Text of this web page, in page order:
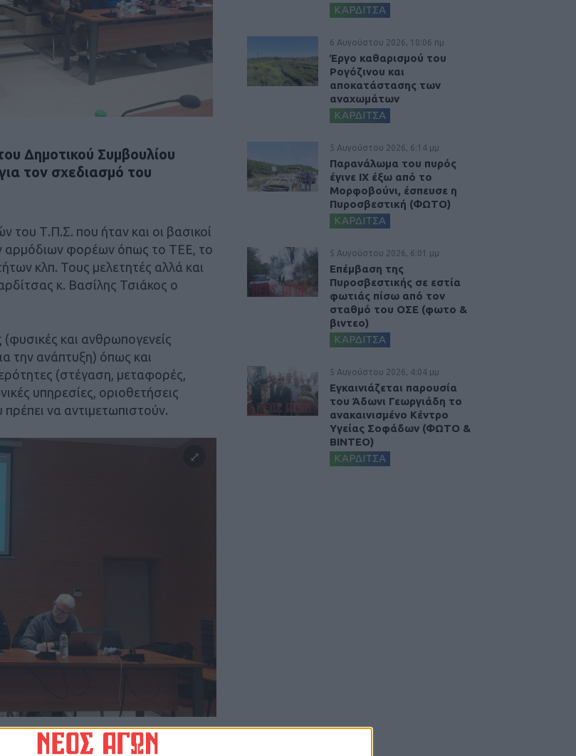
Δημοτικού Συμβουλίου
τον σχεδιασμό του
του Τ.Π.Σ. που ήταν και οι βασικοί
αρμόδιων φορέων όπως το ΤΕΕ, το
κλπ. Τους μελετητές αλλά και
κ. Βασίλης Τσιάκος ο
και ανθρωπογενείς
την ανάπτυξη) όπως και
(στέγαση, μεταφορές,
υπηρεσίες, οριοθετήσεις
να αντιμετωπιστούν.
σχέδιο που θα διαμορφώσει
ΚΑΡΔΙΤΣΑ
6 Αυγούστου 2026, 10:06 πμ
Έργο καθαρισμού του
Ρογόζινου και
αποκατάστασης των
αναχωμάτων
ΚΑΡΔΙΤΣΑ
5 Αυγούστου 2026, 6:14 μμ
Παρανάλωμα του πυρός
έγινε ΙΧ έξω από το
Μορφοβούνι, έσπευσε η
Πυροσβεστική (ΦΩΤΟ)
ΚΑΡΔΙΤΣΑ
5 Αυγούστου 2026, 6:01 μμ
Επέμβαση της
Πυροσβεστικής σε εστία
φωτιάς πίσω από τον
σταθμό του ΟΣΕ (φωτο &
βιντεο)
ΚΑΡΔΙΤΣΑ
5 Αυγούστου 2026, 4:04 μμ
Εγκαινιάζεται παρουσία
του Άδωνι Γεωργιάδη το
ανακαινισμένο Κέντρο
Υγείας Σοφάδων (ΦΩΤΟ &
ΒΙΝΤΕΟ)
ΚΑΡΔΙΤΣΑ